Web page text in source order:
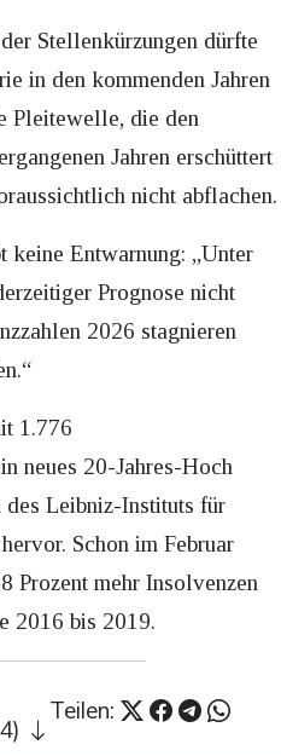
Stellenkürzungen dürfte
in den kommenden Jahren
Pleitewelle, die den
Jahren erschüttert
nicht abflachen.
Entwarnung: „Unter
Prognose nicht
2026 stagnieren
1.776
neues 20-Jahres-Hoch
des Leibniz-Instituts für
Schon im Februar
Prozent mehr Insolvenzen
2016 bis 2019.
Teilen: